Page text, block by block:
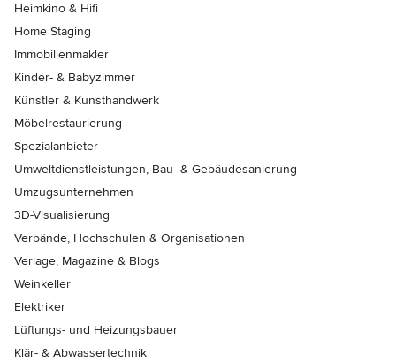
Heimkino & Hifi
Home Staging
Immobilienmakler
Kinder- & Babyzimmer
Künstler & Kunsthandwerk
Möbelrestaurierung
Spezialanbieter
Umweltdienstleistungen, Bau- & Gebäudesanierung
Umzugsunternehmen
3D-Visualisierung
Verbände, Hochschulen & Organisationen
Verlage, Magazine & Blogs
Weinkeller
Elektriker
Lüftungs- und Heizungsbauer
Klär- & Abwassertechnik